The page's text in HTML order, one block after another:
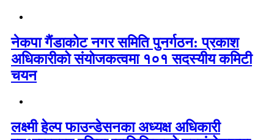
नेकपा गैंडाकोट नगर समिति पुनर्गठन: प्रकाश
अधिकारीको संयोजकत्वमा १०१ सदस्यीय कमिटी
चयन
लक्ष्मी हेल्प फाउन्डेसनका अध्यक्ष अधिकारी